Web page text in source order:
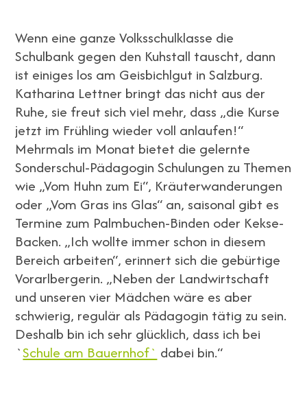
Wenn eine ganze Volksschulklasse die
Schulbank gegen den Kuhstall tauscht, dann
ist einiges los am Geisbichlgut in Salzburg.
Katharina Lettner bringt das nicht aus der
Ruhe, sie freut sich viel mehr, dass „die Kurse
jetzt im Frühling wieder voll anlaufen!“
Mehrmals im Monat bietet die gelernte
Sonderschul-Pädagogin Schulungen zu Themen
wie „Vom Huhn zum Ei“, Kräuterwanderungen
oder „Vom Gras ins Glas“ an, saisonal gibt es
Termine zum Palmbuchen-Binden oder Kekse-
Backen. „Ich wollte immer schon in diesem
Bereich arbeiten“, erinnert sich die gebürtige
Vorarlbergerin. „Neben der Landwirtschaft
und unseren vier Mädchen wäre es aber
schwierig, regulär als Pädagogin tätig zu sein.
Deshalb bin ich sehr glücklich, dass ich bei
`Schule am Bauernhof` dabei bin.“